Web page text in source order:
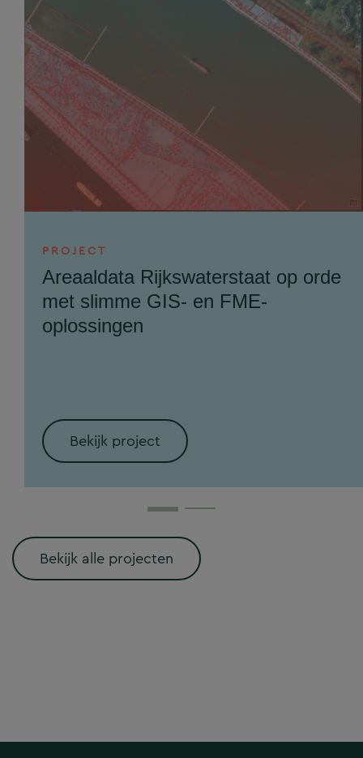
PROJECT
Areaaldata Rijkswaterstaat op orde
met slimme GIS- en FME-
oplossingen
Bekijk project
Bekijk alle projecten